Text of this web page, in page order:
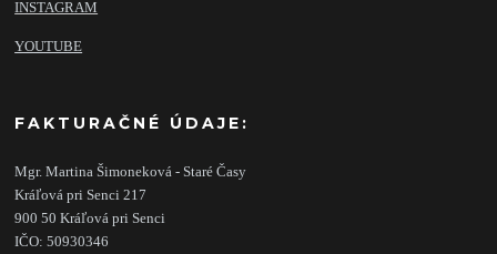
INSTAGRAM
YOUTUBE
FAKTURAČNÉ ÚDAJE:
Mgr. Martina Šimoneková - Staré Časy
Kráľová pri Senci 217
900 50 Kráľová pri Senci
IČO: 50930346